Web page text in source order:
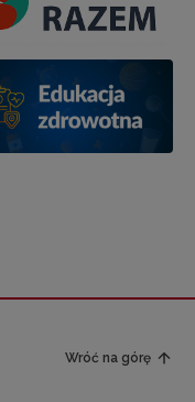
Wróć na górę